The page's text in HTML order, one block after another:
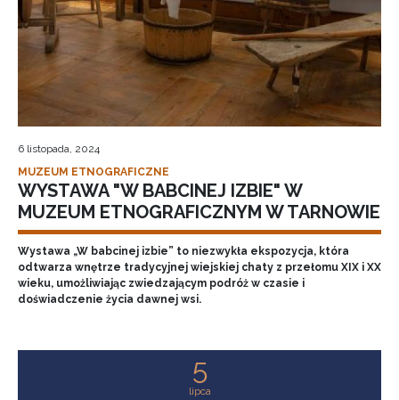
6 listopada, 2024
MUZEUM ETNOGRAFICZNE
WYSTAWA "W BABCINEJ IZBIE" W
MUZEUM ETNOGRAFICZNYM W TARNOWIE
Wystawa „W babcinej izbie” to niezwykła ekspozycja, która
odtwarza wnętrze tradycyjnej wiejskiej chaty z przełomu XIX i XX
wieku, umożliwiając zwiedzającym podróż w czasie i
doświadczenie życia dawnej wsi.
5
lipca